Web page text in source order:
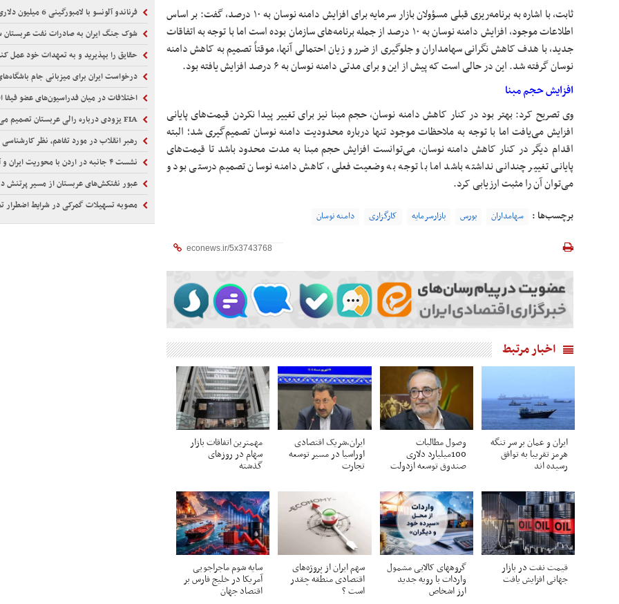
ثابت، با اشاره به برنامه‌ریزی قبلی مسؤولان بازار سرمایه برای افزایش دامنه نوسان به ۱۰ درصد، گفت: بر اساس
اطلاعات موجود، افزایش دامنه نوسان به ۱۰ درصد از جمله برنامه‌های سازمان بوده است اما با توجه به اتفاقات
جدید، با هدف کاهش نگرانی سهامداران و جلوگیری از ضرر و زیان احتمالی آنها، موقتاً تصمیم به کاهش دامنه
نوسان گرفته شد. ایندر حالیاست که پیش از این و برای مدتی دامنه نوسان به ۶ درصد افزایش یافته بود.
افزایش حجم مبنا
وی تصریح کرد: بهتر بود در کنار کاهش دامنه نوسان، حجم مبنا نیز برای تغییر پیدا نکردن قیمت‌های پایانی
افزایش می‌یافت اما با توجه به ملاحظات موجود تنها درباره محدودیت دامنه نوسان تصمیم‌گیری شد؛ البته
اقدام دیگر در کنار کاهش دامنه نوسان، می‌توانست افزایش حجم مبنا به مدت محدود باشد تا قیمت‌های
پایانی تغییر چندانی نداشته باشد اما با توجه به وضعیت فعلی، کاهش دامنه نوسان تصمیم درستی بود و
می‌توان آن را مثبت ارزیابی کرد.
برچسب‌ها : سهامداران بورس بازارسرمایه کارگزاری دامنه نوسان
اخبار مرتبط
ایران و عمان بر سر تنگه
هرمز تقریبا به توافق
رسیده اند
وصول مطالبات
100میلیارد دلاری
صندوق توسعه ازدولت
ایران،شریک اقتصادی
اوراسیا در مسیر توسعه
تجارت
مهمترین اتفاقات بازار
سهام در روزهای
گذشته
قیمت نفت در بازار
جهانی افزایش یافت
گروههای کالایی مشمول
واردات با رویه جدید
ارز اشخاص
سهم ایران از پروژه‌های
اقتصادی منطقه چقدر
است ؟
سایه شوم ماجراجویی
آمریکا در خلیج فارس بر
اقتصاد جهان
فرناندو آلونسو با لامبورگینی 6 میلیون دلاری در موناکو
شوک جنگ ایران به صادرات نفت
حقایق را بپذیرید و به تعهدات خود عمل
درخواست ایران برای میزبانی جام باشگاه‌های
اختلافات در میان فدراسیون‌های عضو فیفا
رهبر انقلاب در مورد تفاهم، نظر کارشناسی
نشست ۴ جانبه در اردن با محوریت ایران و آمریکا
عبور نفتکش‌های عربستان از مسیر پرتنش
مصوبه تسهیلات گمرکی در شرایط اضطرار